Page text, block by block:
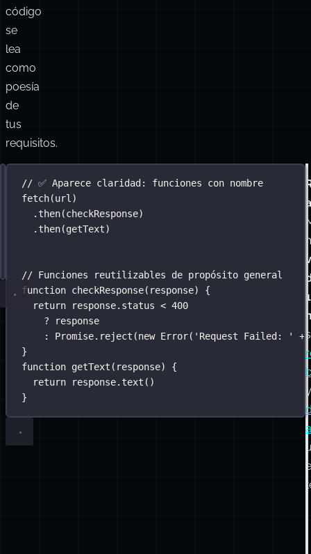
código
se
lea
como
poesía
de
tus
requisitos.
// ❌ Usando funciones anónimas en línea 💩
fetch(url)
then(response => response.status
? response
Solución:
Métodos
con
nombre
// ✅ Aparece claridad: funciones con nombre
fetch(url)
. then(checkResponse)
. then(getText)
// Funciones reutilizables de propósito general
function checkResponse( response) {
return response.status < 400
? response
:
Promise. reject (new Error( ' Request Failed: ' +
}
function getText ( response) {
return response. text ()
}
1
y